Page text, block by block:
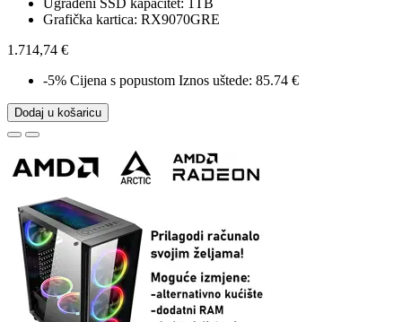
Ugrađeni SSD kapacitet: 1TB
Grafička kartica: RX9070GRE
1.714,74 €
-5% Cijena s popustom Iznos uštede: 85.74 €
Dodaj u košaricu